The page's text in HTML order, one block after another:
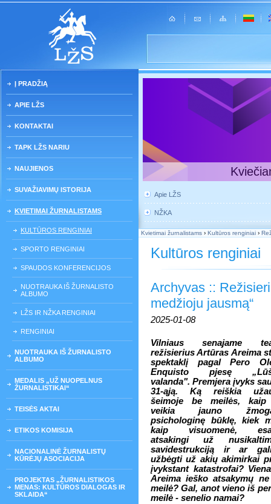
Į PRADŽIĄ
APIE LŽS
KONTAKTAI
TAPK LŽS NARIU
NAUJIENOS
SUVAŽIAVIMŲ ISTORIJA
KVIETIMAI ŽURNALISTAMS
KULTŪROS RENGINIAI
SPORTO RENGINIAI
SPAUDOS KONFERENCIJOS
NUOTRAUKA IŠ ŽURNALISTO
ALBUMO
LŽS IR NŽKA RENGINIAI
RENGINIAI
NUOTRAUKA IŠ ŽURNALISTO
ALBUMO
MEDALIS „UŽ NUOPELNUS
ŽURNALISTIKAI“
TEISĖS AKTAI
ETIKOS KOMISIJA
NACIONALINĖ ŽURNALISTŲ
KŪRĖJŲ ASOCIACIJA
PROJEKTAS „ŽURNALISTIKOS
MENAS: KULTŪROS DIALOGAS IR
SKLAIDA“
Apie LŽS
NŽKA
Kvietimai žurnalistams › Kultūros renginiai ›
Kultūros renginiai
Archyvas ::
medžioju jausmą“
2025-01-08
Vilniaus senajame
režisierius Artūras Areima
spektaklį pagal Pero
Enquisto pjesę
valanda". Premjera įvyks
31-ąją. Ką reiškia
šeimoje be meilės,
veikia jauno
psichologinę būklę, kiek
kaip visuomenė,
atsakingi už
savidestrukciją ir ar
užbėgti už akių akimirkai
įvykstant katastrofai?
Areima ieško atsakymų
meilė? Gal, anot vieno iš
meilė - senelio namai?